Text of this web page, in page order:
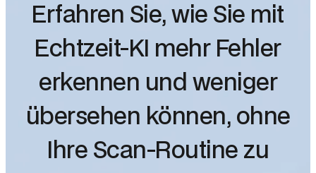
Erfahren Sie, wie Sie mit
Echtzeit-KI mehr Fehler
erkennen und weniger
übersehen können, ohne
Ihre Scan-Routine zu